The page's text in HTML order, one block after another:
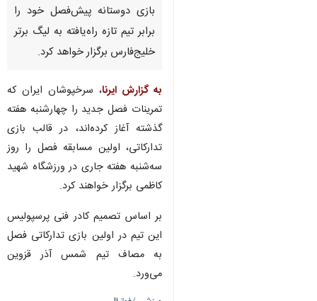
بازی دوستانه پیش‌فصل خود را
برابر تیم تازه راه‌یافته به لیگ برتر
خلیج‌فارس برگزار خواهد کرد.
به گزارش ایرنا، سرخپوشان ایران که
تمرینات فصل جدید را چهارشنبه هفته
گذشته آغاز کرده‌اند، در قالب بازی
تدارکاتی، اولین مسابقه فصل را روز
سه‌شنبه هفته جاری در ورزشگاه شهید
کاظمی برگزار خواهند کرد.
بر اساس تصمیم کادر فنی پرسپولیس
این تیم در اولین بازی تدارکاتی فصل
به مصاف تیم شمس آذر قزوین
می‌ورد.